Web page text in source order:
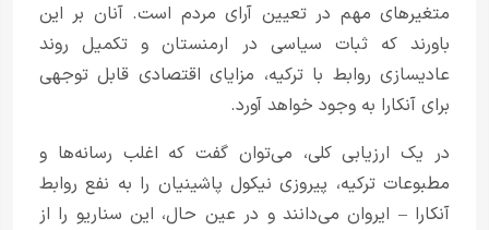
متغیرهای مهم در تعیین آرای مردم است. آنان بر این
باورند که ثبات سیاسی در ارمنستان و تکمیل روند
عادیسازی روابط با ترکیه، مزایای اقتصادی قابل توجهی
برای آنکارا به وجود خواهد آورد.
در یک ارزیابی کلی، می‌توان گفت که اغلب رسانه‌ها و
مطبوعات ترکیه، پیروزی نیکول پاشینیان را به نفع روابط
آنکارا – ایروان می‌دانند و در عین حال، این سناریو را از